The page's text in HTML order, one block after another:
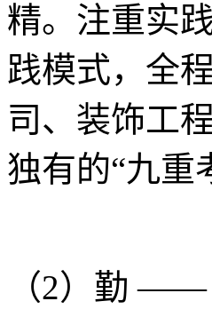
精。注重实
践模式，全
司、装饰工
独有的“九重
（2）勤 ——